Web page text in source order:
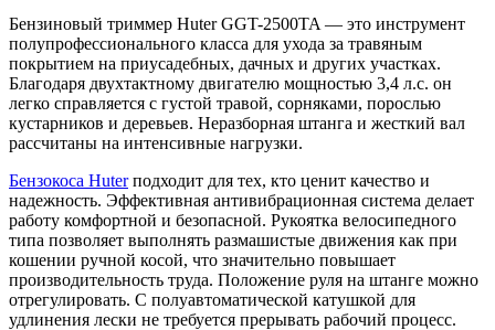
Бензиновый триммер Huter GGT-2500TA — это инструмент
полупрофессионального класса для ухода за травяным
покрытием на приусадебных, дачных и других участках.
Благодаря двухтактному двигателю мощностью 3,4 л.с. он
легко справляется с густой травой, сорняками, порослью
кустарников и деревьев. Неразборная штанга и жесткий вал
рассчитаны на интенсивные нагрузки.
Бензокоса Huterподходит для тех, кто ценит качество и
надежность. Эффективная антивибрационная система делает
работу комфортной и безопасной. Рукоятка велосипедного
типа позволяет выполнять размашистые движения как при
кошении ручной косой, что значительно повышает
производительность труда. Положение руля на штанге можно
отрегулировать. С полуавтоматической катушкой для
удлинения лески не требуется прерывать рабочий процесс.